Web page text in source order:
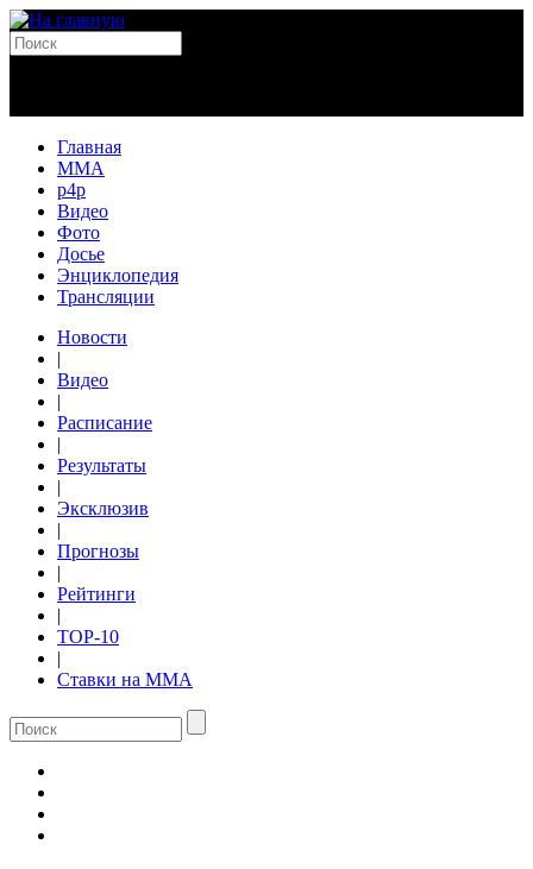
Главная
MMA
p4p
Видео
Фото
Досье
Энциклопедия
Трансляции
Новости
|
Видео
|
Расписание
|
Результаты
|
Эксклюзив
|
Прогнозы
|
Рейтинги
|
TOP-10
|
Ставки на ММА